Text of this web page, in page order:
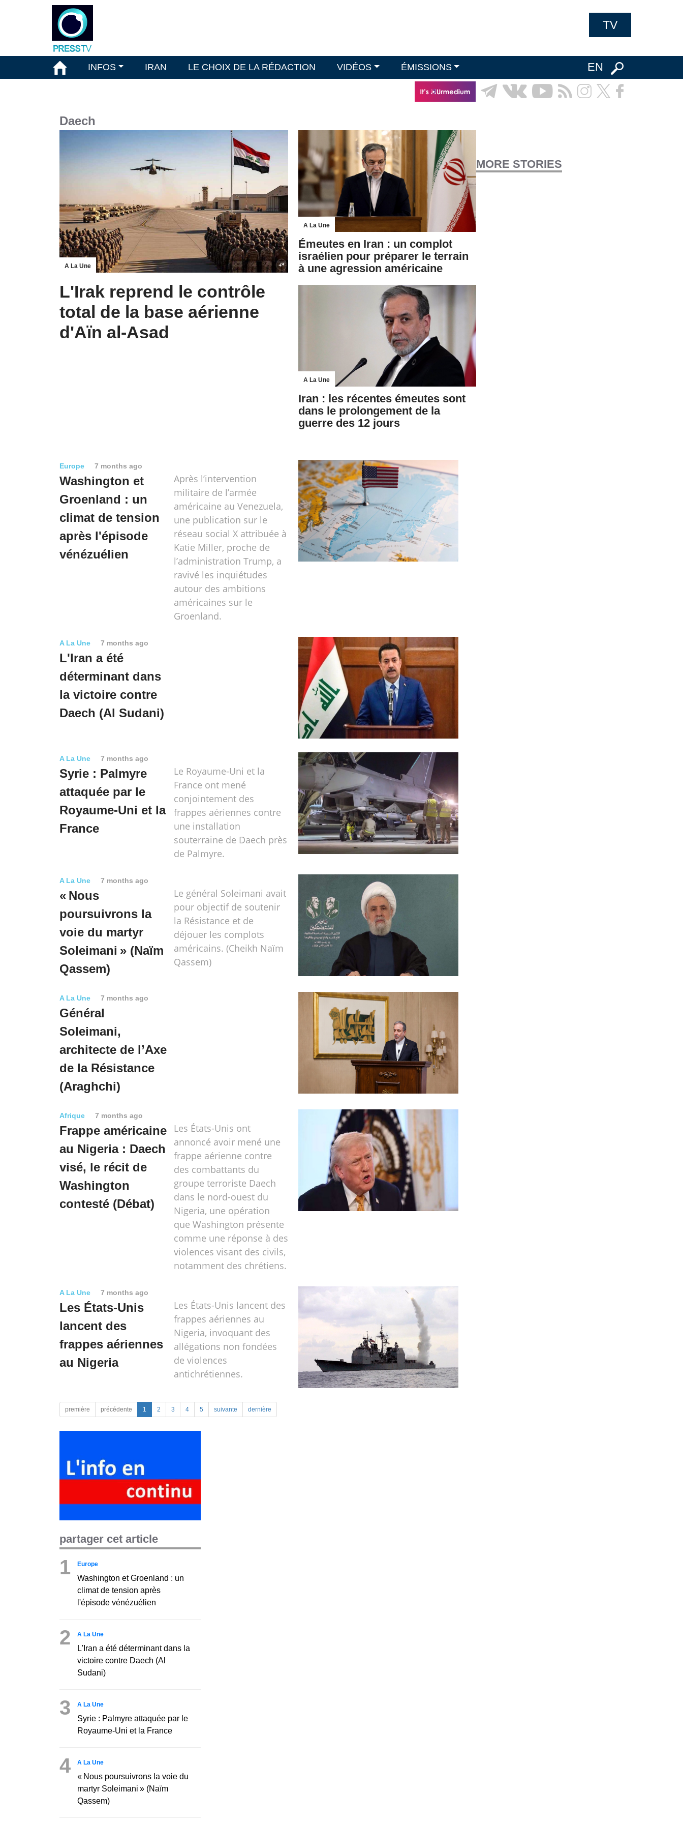
TV
INFOS IRAN LE CHOIX DE LA RÉDACTION VIDÉOS ÉMISSIONS EN
Daech
A La Une
L'Irak reprend le contrôle
total de la base aérienne
d'Aïn al-Asad
A La Une
Émeutes en Iran : un complot
israélien pour préparer le terrain
à une agression américaine
A La Une
Iran : les récentes émeutes sont
dans le prolongement de la
guerre des 12 jours
MORE STORIES
Europe 7 months ago
Washington et
Groenland : un
climat de tension
après l'épisode
vénézuélien
Après l’intervention
militaire de l’armée
américaine au Venezuela,
une publication sur le
réseau social X attribuée à
Katie Miller, proche de
l’administration Trump, a
ravivé les inquiétudes
autour des ambitions
américaines sur le
Groenland.
A La Une 7 months ago
L'Iran a été
déterminant dans
la victoire contre
Daech (Al Sudani)
A La Une 7 months ago
Syrie : Palmyre
attaquée par le
Royaume-Uni et la
France
Le Royaume-Uni et la
France ont mené
conjointement des
frappes aériennes contre
une installation
souterraine de Daech près
de Palmyre.
A La Une 7 months ago
« Nous
poursuivrons la
voie du martyr
Soleimani » (Naïm
Qassem)
Le général Soleimani avait
pour objectif de soutenir
la Résistance et de
déjouer les complots
américains. (Cheikh Naïm
Qassem)
A La Une 7 months ago
Général
Soleimani,
architecte de l’Axe
de la Résistance
(Araghchi)
Afrique 7 months ago
Frappe américaine
au Nigeria : Daech
visé, le récit de
Washington
contesté (Débat)
Les États-Unis ont
annoncé avoir mené une
frappe aérienne contre
des combattants du
groupe terroriste Daech
dans le nord-ouest du
Nigeria, une opération
que Washington présente
comme une réponse à des
violences visant des civils,
notamment des chrétiens.
A La Une 7 months ago
Les États-Unis
lancent des
frappes aériennes
au Nigeria
Les États-Unis lancent des
frappes aériennes au
Nigeria, invoquant des
allégations non fondées
de violences
antichrétiennes.
première précédente 1 2 3 4 5 suivante dernière
partager cet article
1 Europe
Washington et Groenland : un
climat de tension après
l'épisode vénézuélien
2 A La Une
L'Iran a été déterminant dans la
victoire contre Daech (Al
Sudani)
3 A La Une
Syrie : Palmyre attaquée par le
Royaume-Uni et la France
4 A La Une
« Nous poursuivrons la voie du
martyr Soleimani » (Naïm
Qassem)